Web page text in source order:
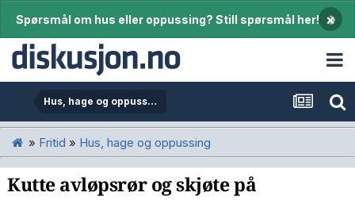
Spørsmål om hus eller oppussing? Still spørsmål her! ×
Hus, hage og oppussing
» Fritid » Hus, hage og oppussing
Kutte avløpsrør og skjøte på